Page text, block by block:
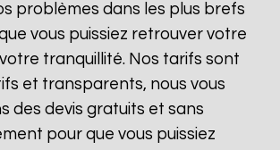
problèmes dans les plus brefs
vous puissiez retrouver votre
tranquillité. Nos tarifs sont
et transparents, nous vous
des devis gratuits et sans
pour que vous puissiez